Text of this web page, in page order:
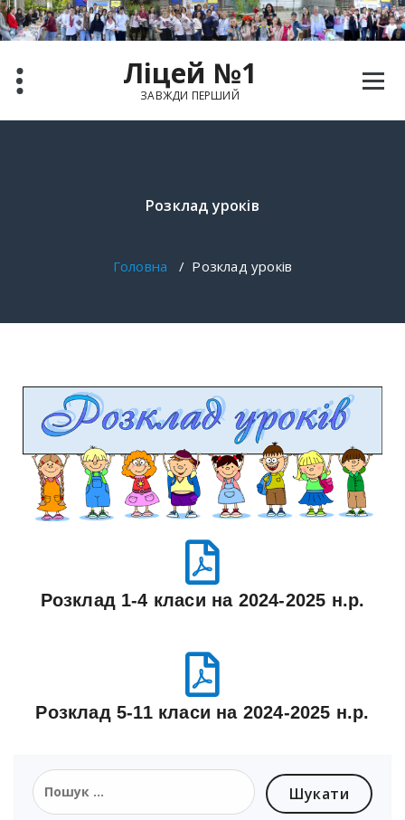
Ліцей №1
ЗАВЖДИ ПЕРШИЙ
Розклад уроків
Головна / Розклад уроків
Розклад 1-4 класи на 2024-2025 н.р.
Розклад 5-11 класи на 2024-2025 н.р.